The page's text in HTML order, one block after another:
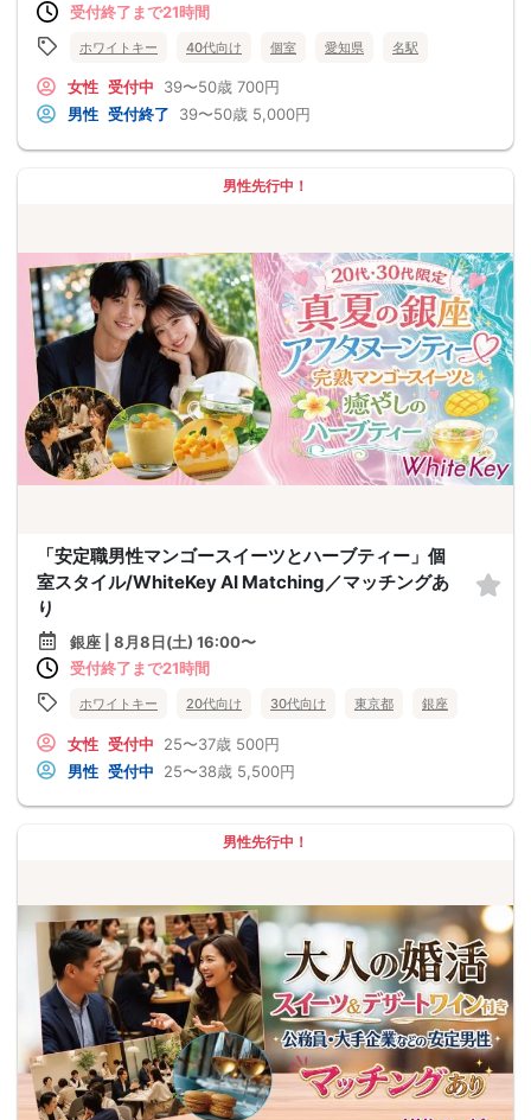
受付終了まで21時間
ホワイトキー 40代向け 個室 愛知県 名駅
女性 受付中 39〜50歳 700円
男性 受付終了 39〜50歳 5,000円
男性先行中！
「安定職男性マンゴースイーツとハーブティー」個
室スタイル/WhiteKey AI Matching／マッチングあ
り
銀座 | 8月8日(土) 16:00〜
受付終了まで21時間
ホワイトキー 20代向け 30代向け 東京都 銀座
女性 受付中 25〜37歳 500円
男性 受付中 25〜38歳 5,500円
男性先行中！